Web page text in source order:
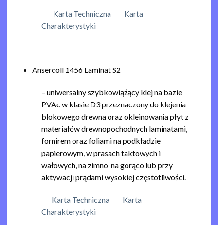
Karta Techniczna
Karta
Charakterystyki
Ansercoll 1456 Laminat S2
– uniwersalny szybkowiążący klej na bazie
PVAc w klasie D3 przeznaczony do klejenia
blokowego drewna oraz okleinowania płyt z
materiałów drewnopochodnych laminatami,
fornirem oraz foliami na podkładzie
papierowym, w prasach taktowych i
wałowych, na zimno, na gorąco lub przy
aktywacji prądami wysokiej częstotliwości.
Karta Techniczna
Karta
Charakterystyki